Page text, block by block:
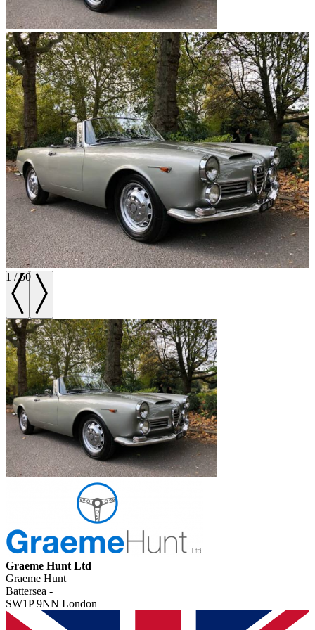
1 /50
Graeme Hunt Ltd
Graeme Hunt
Battersea -
SW1P 9NN London